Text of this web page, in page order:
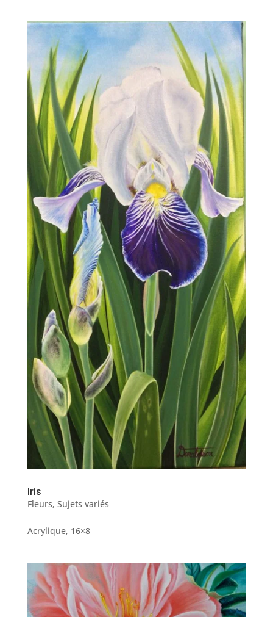
Iris
Fleurs, Sujets variés
Acrylique, 16×8